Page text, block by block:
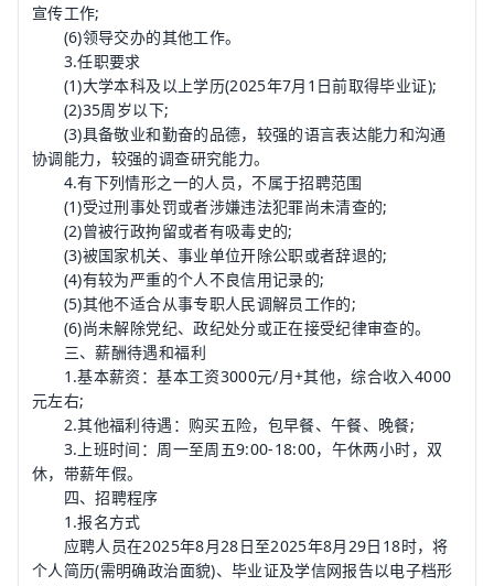
宣传工作;
(6)领导交办的其他工作。
3.任职要求
(1)大学本科及以上学历(2025年7月1日前取得毕业证);
(2)35周岁以下;
(3)具备敬业和勤奋的品德，较强的语言表达能力和沟通
协调能力，较强的调查研究能力。
4.有下列情形之一的人员，不属于招聘范围
(1)受过刑事处罚或者涉嫌违法犯罪尚未清查的;
(2)曾被行政拘留或者有吸毒史的;
(3)被国家机关、事业单位开除公职或者辞退的;
(4)有较为严重的个人不良信用记录的;
(5)其他不适合从事专职人民调解员工作的;
(6)尚未解除党纪、政纪处分或正在接受纪律审查的。
三、薪酬待遇和福利
1.基本薪资：基本工资3000元/月+其他，综合收入4000
元左右;
2.其他福利待遇：购买五险，包早餐、午餐、晚餐;
3.上班时间：周一至周五9:00-18:00，午休两小时，双
休，带薪年假。
四、招聘程序
1.报名方式
应聘人员在2025年8月28日至2025年8月29日18时，将
个人简历(需明确政治面貌)、毕业证及学信网报告以电子档形